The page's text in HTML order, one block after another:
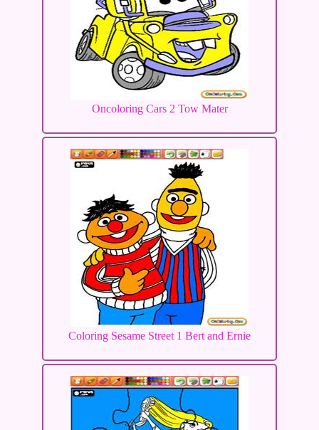
Oncoloring Cars 2 Tow Mater
Coloring Sesame Street 1 Bert and Ernie